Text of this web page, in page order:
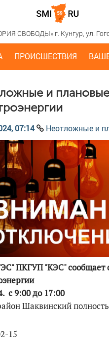
СВОБОДЫ» г. Кунгур, ул.
ПРОИСШЕСТВИЯ
и
07:14 Неотложные и
ПКГУП "КЭС" сообщает
с 9:00 до 17:00
Шаквинский
15